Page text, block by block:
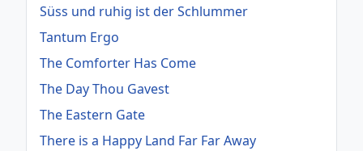
Süss und ruhig ist der Schlummer
Tantum Ergo
The Comforter Has Come
The Day Thou Gavest
The Eastern Gate
There is a Happy Land Far Far Away